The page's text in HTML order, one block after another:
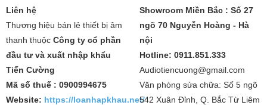
Liên hệ
Thương hiệu bán lẻ thiết bị âm
thanh thuộc Công ty cổ phần
đầu tư và xuất nhập khẩu
Tiến Cường
Mã số thuế : 0900994675
Website: https://loanhapkhau.net/
Showroom Miền Bắc : Số 27
ngõ 70 Nguyễn Hoàng - Hà
nội
Hotline: 0911.851.333
Audiotiencuong@gmail.com
Văn phòng sửa chữa: Số 5 ngõ
542 Xuân Đỉnh, Q. Bắc Từ Liêm